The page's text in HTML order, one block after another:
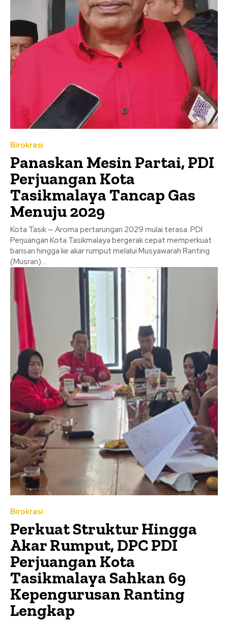
Birokrasi
Panaskan Mesin Partai, PDI
Perjuangan Kota
Tasikmalaya Tancap Gas
Menuju 2029
Kota Tasik — Aroma pertarungan 2029 mulai terasa. PDI
Perjuangan Kota Tasikmalaya bergerak cepat memperkuat
barisan hingga ke akar rumput melalui Musyawarah Ranting
(Musran)...
Birokrasi
Perkuat Struktur Hingga
Akar Rumput, DPC PDI
Perjuangan Kota
Tasikmalaya Sahkan 69
Kepengurusan Ranting
Lengkap